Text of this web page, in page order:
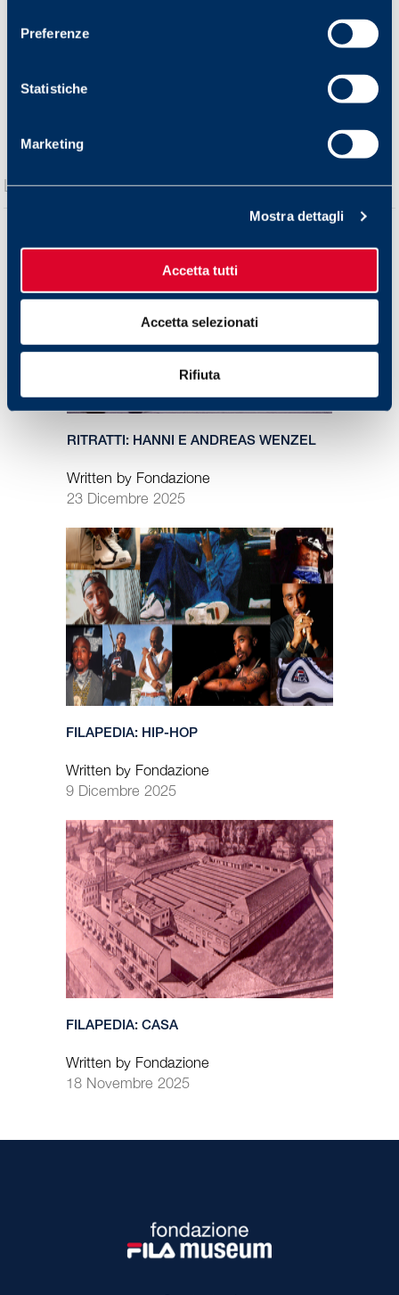
Preferenze
Statistiche
Marketing
Mostra dettagli
Accetta tutti
Accetta selezionati
Rifiuta
RITRATTI: HANNI E ANDREAS WENZEL
Written by Fondazione
23 Dicembre 2025
FILAPEDIA: HIP-HOP
Written by Fondazione
9 Dicembre 2025
FILAPEDIA: CASA
Written by Fondazione
18 Novembre 2025